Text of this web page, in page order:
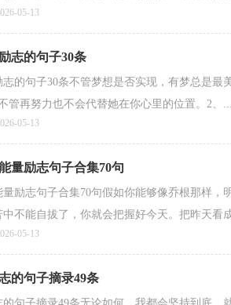
05-13
志的句子30条
的句子30条不管梦想是否实现，有梦总是
管再努力也不会代替她在你心里的位置。2、...
05-13
量励志句子合集70句
量励志句子合集70句假如你能够像乔根那样
中不能自拔了，你就会把握好今天。把昨天看
05-13
的句子摘录49条